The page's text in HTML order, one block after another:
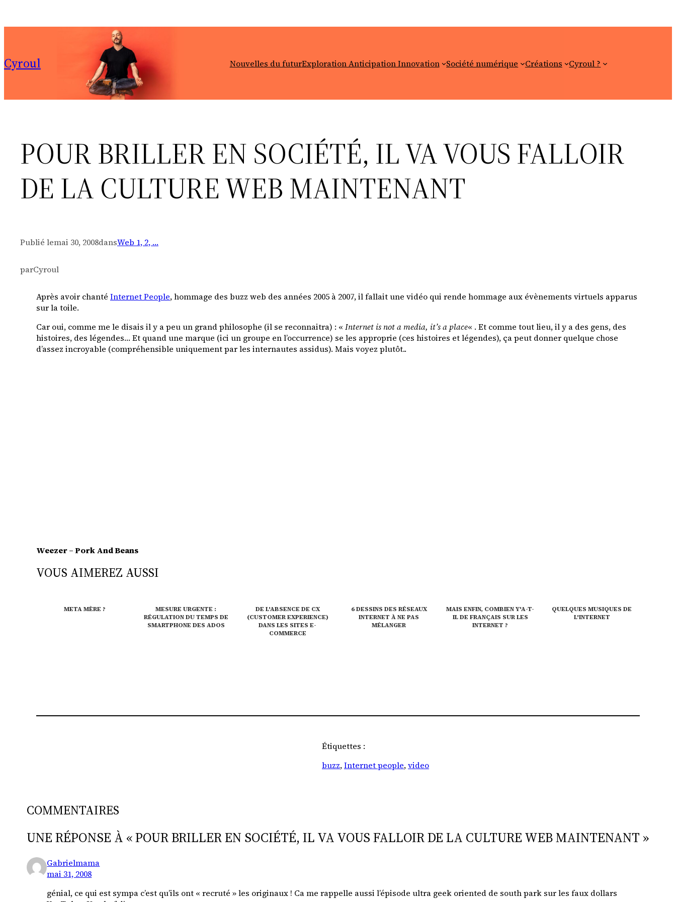
Cyroul Nouvelles du futurExploration Anticipation Innovation Société numérique Créations Cyroul ?
POUR BRILLER EN SOCIÉTÉ, IL VA VOUS FALLOIR
DE LA CULTURE WEB MAINTENANT
Publié lemai 30, 2008dansWeb 1, 2, …
parCyroul
Après avoir chanté Internet People, hommage des buzz web des années 2005 à 2007, il fallait une vidéo qui rende hommage aux évènements virtuels apparus
sur la toile.
Car oui, comme me le disais il y a peu un grand philosophe (il se reconnaitra) : « Internet is not a media, it’s a place« . Et comme tout lieu, il y a des gens, des
histoires, des légendes… Et quand une marque (ici un groupe en l’occurrence) se les approprie (ces histoires et légendes), ça peut donner quelque chose
d’assez incroyable (compréhensible uniquement par les internautes assidus). Mais voyez plutôt..
Weezer – Pork And Beans
VOUS AIMEREZ AUSSI
META MÈRE ?
MESURE URGENTE :
RÉGULATION DU TEMPS DE
SMARTPHONE DES ADOS
DE L'ABSENCE DE CX
(CUSTOMER EXPERIENCE)
DANS LES SITES E-
COMMERCE
6 DESSINS DES RÉSEAUX
INTERNET À NE PAS
MÉLANGER
MAIS ENFIN, COMBIEN Y'A-T-
IL DE FRANÇAIS SUR LES
INTERNET ?
QUELQUES MUSIQUES DE
L'INTERNET
Étiquettes :
buzz, Internet people, video
COMMENTAIRES
UNE RÉPONSE À « POUR BRILLER EN SOCIÉTÉ, IL VA VOUS FALLOIR DE LA CULTURE WEB MAINTENANT »
Gabrielmama
mai 31, 2008
génial, ce qui est sympa c’est qu’ils ont « recruté » les originaux ! Ca me rappelle aussi l’épisode ultra geek oriented de south park sur les faux dollars